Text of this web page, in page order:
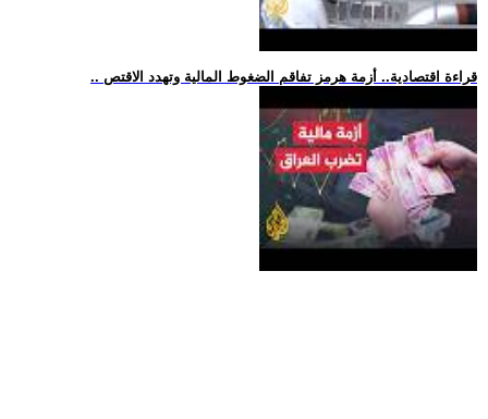
.. قراءة اقتصادية.. أزمة هرمز تفاقم الضغوط المالية وتهدد الاقتص